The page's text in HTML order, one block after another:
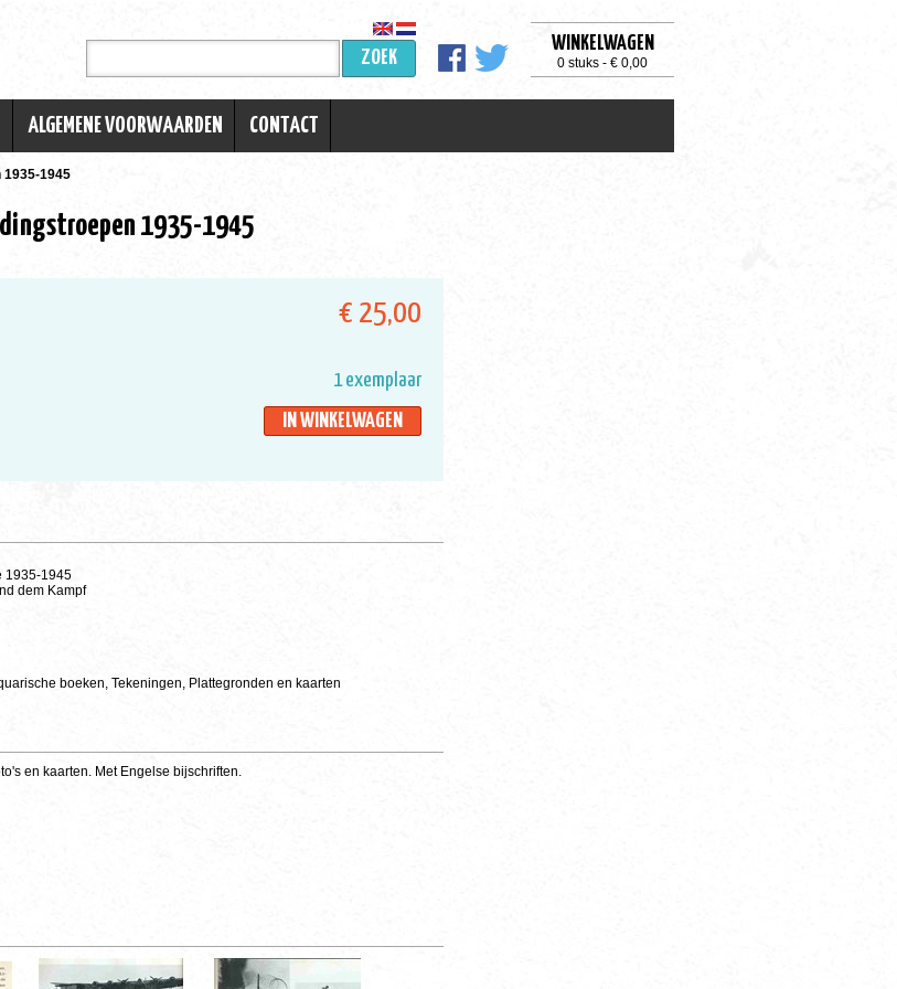
WINKELWAGEN
0 stuks - € 0,00
ZOEK
ALGEMENE VOORWAARDEN CONTACT
1945
1935-1945
€ 25,00
1 exemplaar
IN WINKELWAGEN
1935-1945
dem Kampf
boeken, Tekeningen, Plattegronden en kaarten
en kaarten. Met Engelse bijschriften.